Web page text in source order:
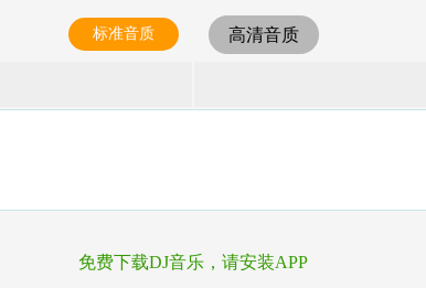
标准音质 高清音质
免费下载DJ音乐，请安装APP